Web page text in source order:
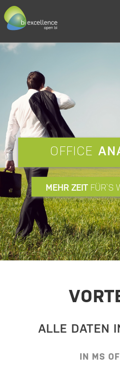
OFFICE
MEHR ZEITFÜR`S
ALLE DATEN
IN MS